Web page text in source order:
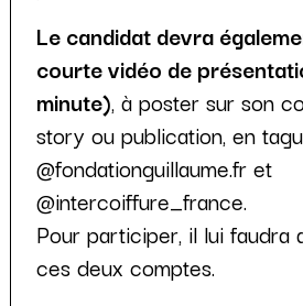
Le candidat devra
courte vidéo de
minute), à poster sur son
story ou publication, en
@fondationguillaume.fr et
@intercoiffure_france.
Pour participer, il lui faudra
ces deux comptes.